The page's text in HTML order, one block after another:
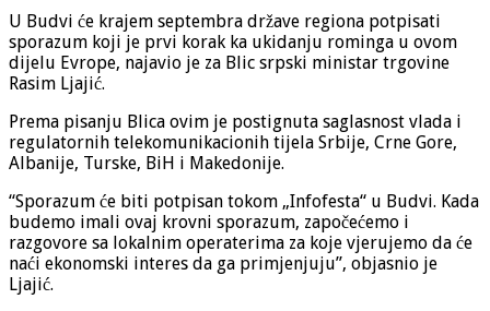
U Budvi će krajem septembra države regiona potpisati
sporazum koji je prvi korak ka ukidanju rominga u ovom
dijelu Evrope, najavio je za Blic srpski ministar trgovine
Rasim Ljajić.
Prema pisanju Blica ovim je postignuta saglasnost vlada i
regulatornih telekomunikacionih tijela Srbije, Crne Gore,
Albanije, Turske, BiH i Makedonije.
“Sporazum će biti potpisan tokom „Infofesta“ u Budvi. Kada
budemo imali ovaj krovni sporazum, započećemo i
razgovore sa lokalnim operaterima za koje vjerujemo da će
naći ekonomski interes da ga primjenjuju”, objasnio je
Ljajić.